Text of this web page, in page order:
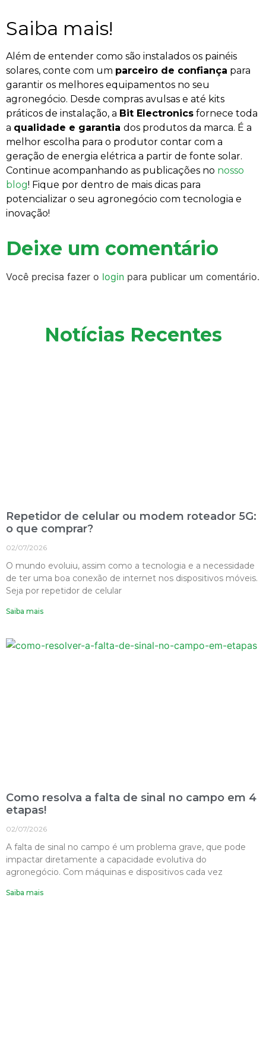
Saiba mais!
Além de entender como são instalados os painéis
solares, conte com um parceiro de confiança para
garantir os melhores equipamentos no seu
agronegócio. Desde compras avulsas e até kits
práticos de instalação, a Bit Electronics fornece toda
a qualidade e garantia dos produtos da marca. É a
melhor escolha para o produtor contar com a
geração de energia elétrica a partir de fonte solar.
Continue acompanhando as publicações no nosso
blog! Fique por dentro de mais dicas para
potencializar o seu agronegócio com tecnologia e
inovação!
Deixe um comentário
Você precisa fazer o login para publicar um comentário.
Notícias Recentes
Repetidor de celular ou modem roteador 5G:
o que comprar?
02/07/2026
O mundo evoluiu, assim como a tecnologia e a necessidade
de ter uma boa conexão de internet nos dispositivos móveis.
Seja por repetidor de celular
Saiba mais
Como resolva a falta de sinal no campo em 4
etapas!
02/07/2026
A falta de sinal no campo é um problema grave, que pode
impactar diretamente a capacidade evolutiva do
agronegócio. Com máquinas e dispositivos cada vez
Saiba mais